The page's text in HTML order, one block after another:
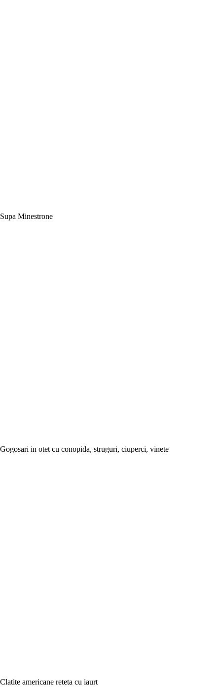
Supa Minestrone
Gogosari in otet cu conopida, struguri, ciuperci, vinete
Clatite americane reteta cu iaurt